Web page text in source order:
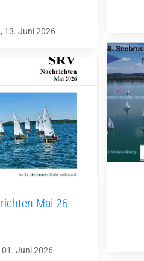
13. Juni 2026
Mai 26
01. Juni 2026